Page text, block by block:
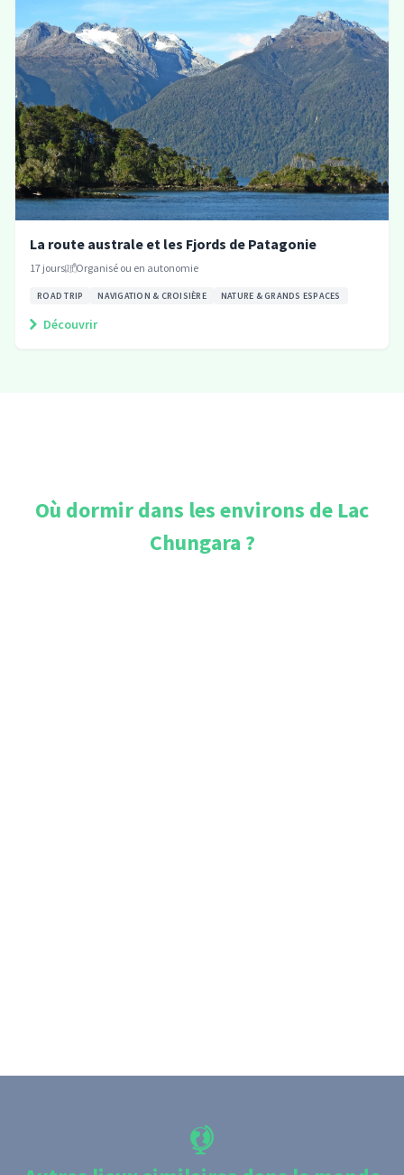
La route australe et les Fjords de Patagonie
17 jours Organisé ou en autonomie
ROAD TRIP NAVIGATION & CROISIÈRE NATURE & GRANDS ESPACES
Découvrir
Où dormir dans les environs de Lac
Chungara ?